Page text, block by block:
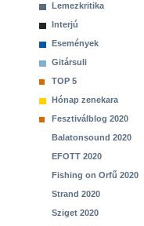
Lemezkritika
Interjú
Események
Gitársuli
TOP 5
Hónap zenekara
Fesztiválblog 2020
Balatonsound 2020
EFOTT 2020
Fishing on Orfű 2020
Strand 2020
Sziget 2020